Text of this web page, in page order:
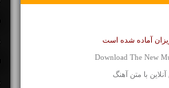
آماده شده است
Download The New